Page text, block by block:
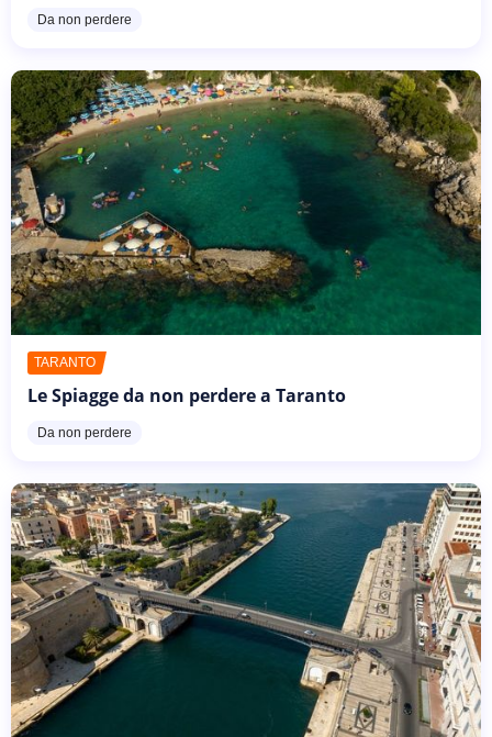
Da non perdere
TARANTO
Le Spiagge da non perdere a Taranto
Da non perdere